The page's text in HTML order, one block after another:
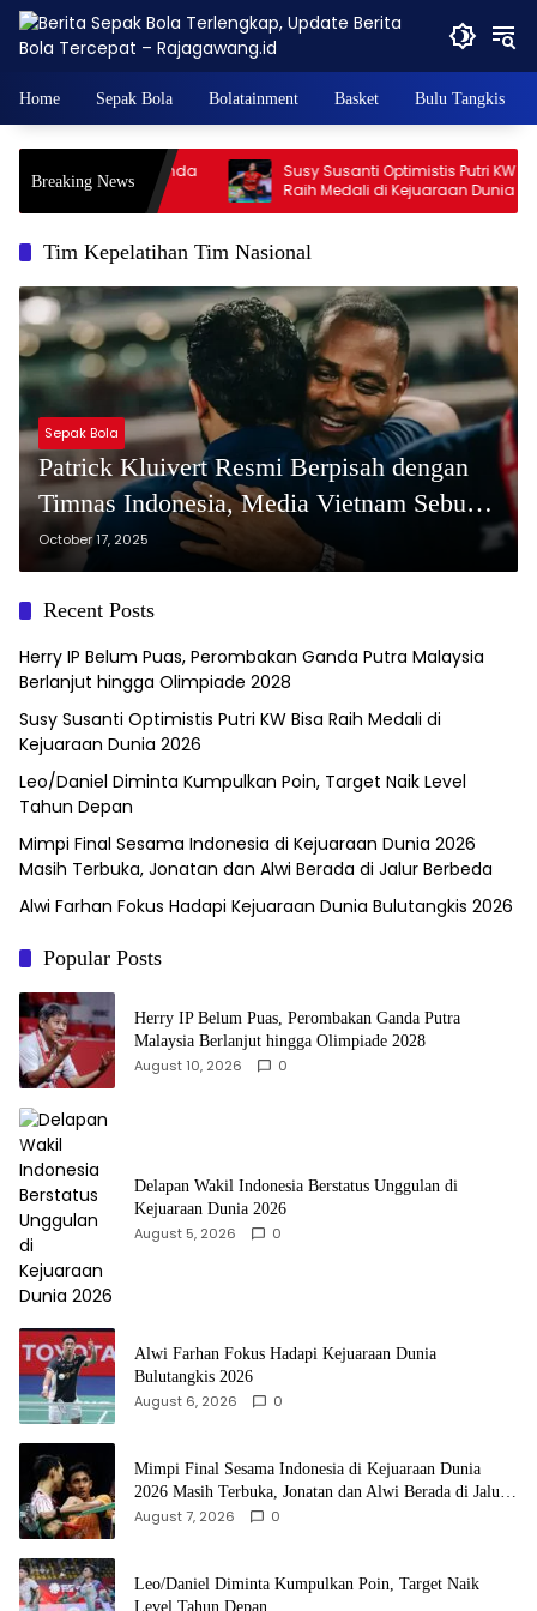
Skip
content
Home Sepak Bola Bolatainment Basket Bulu Tangkis
Breaking News
Perombakan Ganda
hingga
Susy Susanti Optimistis Putri KW Bisa
Raih Medali di Kejuaraan Dunia 2026
Tim Kepelatihan Tim Nasional
Sepak Bola
Patrick Kluivert Resmi Berpisah dengan
Timnas Indonesia, Media Vietnam Sebut
Jadi Titik Balik Sepak Bola Garuda
October 17, 2025
Recent Posts
Herry IP Belum Puas, Perombakan Ganda Putra Malaysia
Berlanjut hingga Olimpiade 2028
Susy Susanti Optimistis Putri KW Bisa Raih Medali di
Kejuaraan Dunia 2026
Leo/Daniel Diminta Kumpulkan Poin, Target Naik Level
Tahun Depan
Mimpi Final Sesama Indonesia di Kejuaraan Dunia 2026
Masih Terbuka, Jonatan dan Alwi Berada di Jalur Berbeda
Alwi Farhan Fokus Hadapi Kejuaraan Dunia Bulutangkis 2026
Popular Posts
Herry IP Belum Puas, Perombakan Ganda Putra
Malaysia Berlanjut hingga Olimpiade 2028
August 10, 2026 0
Delapan Wakil Indonesia Berstatus Unggulan di
Kejuaraan Dunia 2026
August 5, 2026 0
Alwi Farhan Fokus Hadapi Kejuaraan Dunia
Bulutangkis 2026
August 6, 2026 0
Mimpi Final Sesama Indonesia di Kejuaraan Dunia
2026 Masih Terbuka, Jonatan dan Alwi Berada di Jalur
Berbeda
August 7, 2026 0
Leo/Daniel Diminta Kumpulkan Poin, Target Naik
Level Tahun Depan